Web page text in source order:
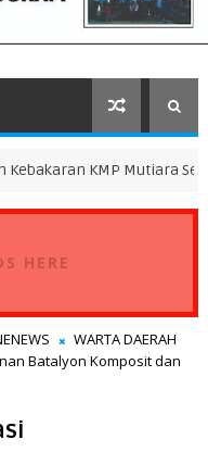
Mutiara Sentosa II,
HERE
WARTA DAERAH
Batalyon Komposit dan